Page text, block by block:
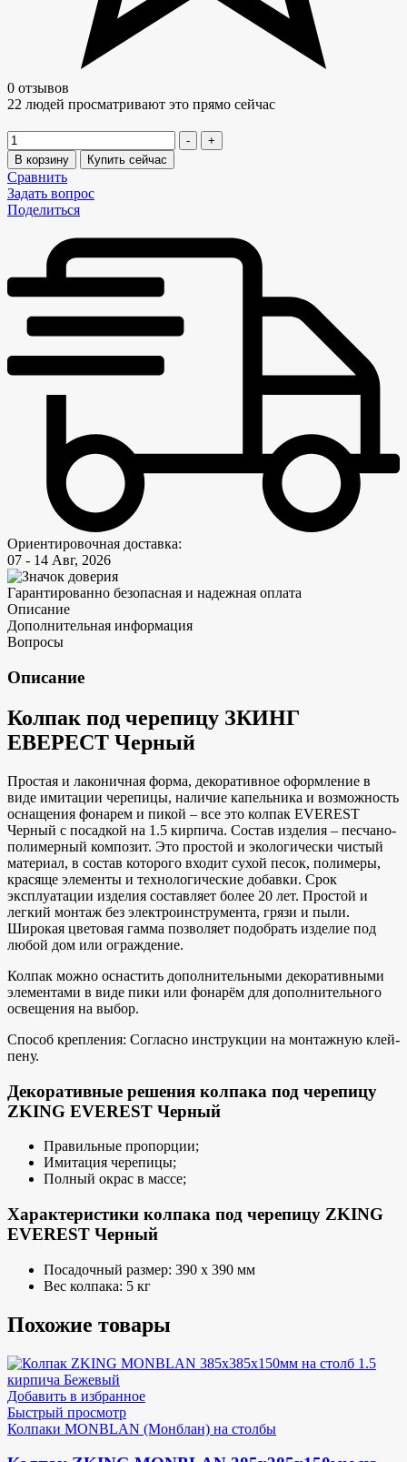
0 отзывов
22 людей просматривают это прямо сейчас
Количество -
+
В корзину
Купить сейчас
Сравнить
Задать вопрос
Поделиться
Ориентировочная доставка:
07 - 14 Авг, 2026
Гарантированно безопасная и надежная оплата
Описание
Дополнительная информация
Вопросы
Описание
Колпак под черепицу ЗКИНГ
ЕВЕРЕСТ Черный
Простая и лаконичная форма, декоративное оформление в
виде имитации черепицы, наличие капельника и возможность
оснащения фонарем и пикой – все это колпак EVEREST
Черный с посадкой на 1.5 кирпича. Состав изделия – песчано-
полимерный композит. Это простой и экологически чистый
материал, в состав которого входит сухой песок, полимеры,
красяще элементы и технологические добавки. Срок
эксплуатации изделия составляет более 20 лет. Простой и
легкий монтаж без электроинструмента, грязи и пыли.
Широкая цветовая гамма позволяет подобрать изделие под
любой дом или ограждение.
Колпак можно оснастить дополнительными декоративными
элементами в виде пики или фонарём для дополнительного
освещения на выбор.
Способ крепления: Согласно инструкции на монтажную клей-
пену.
Декоративные решения колпака под черепицу
ZKING EVEREST Черный
Правильные пропорции;
Имитация черепицы;
Полный окрас в массе;
Характеристики колпака под черепицу ZKING
EVEREST Черный
Посадочный размер: 390 х 390 мм
Вес колпака: 5 кг
Похожие товары
Добавить в избранное
Быстрый просмотр
Колпаки MONBLAN (Монблан) на столбы